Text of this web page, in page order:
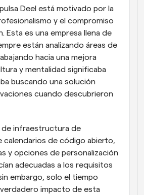
cuando ocurra algo
Deel está motivado por la
y el compromiso
Esta es una empresa llena de
están analizando áreas de
hacia una mejora
y mentalidad significaba
buscando una solución
cuando descubrieron
infraestructura de
calendarios de código abierto,
y opciones de personalización
adecuadas a los requisitos
embargo, solo el tiempo
impacto de esta